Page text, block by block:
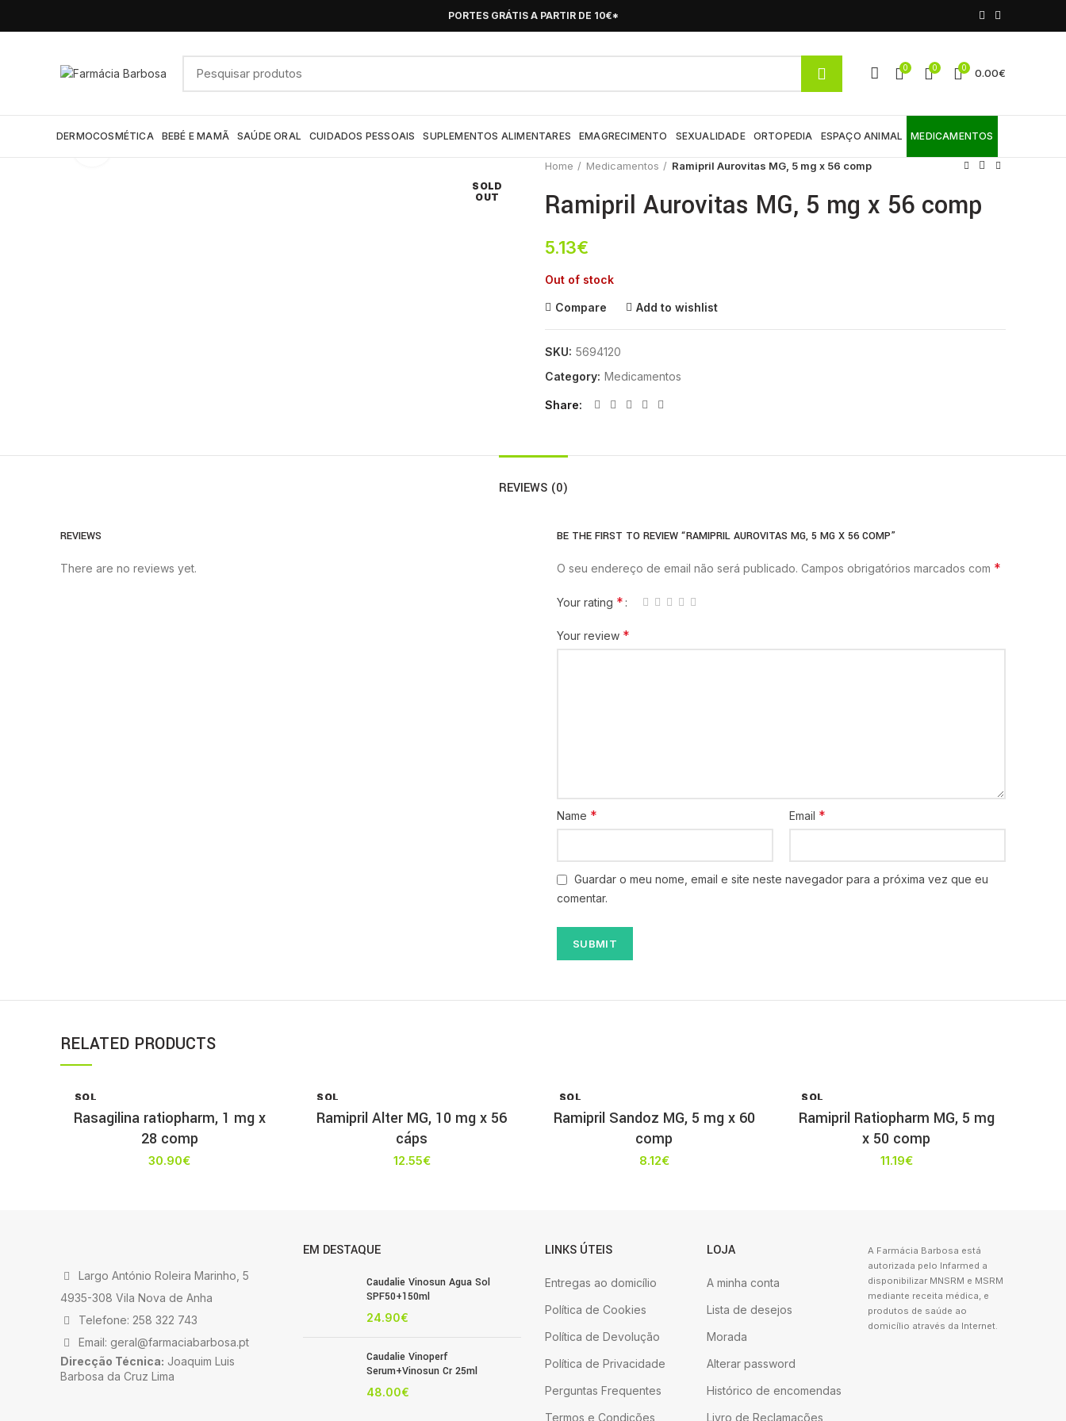
PORTES GRÁTIS A PARTIR DE 10€*
0 0 0 0.00€
DERMOCOSMÉTICA BEBÉ E MAMÃ SAÚDE ORAL CUIDADOS PESSOAIS SUPLEMENTOS ALIMENTARES EMAGRECIMENTO SEXUALIDADE ORTOPEDIA ESPAÇO ANIMAL MEDICAMENTOS
SOLD
OUT
Home
Medicamentos Ramipril Aurovitas MG, 5 mg x 56 comp
Ramipril Aurovitas MG, 5 mg x 56 comp
5.13€
Out of stock
Compare Add to wishlist
SKU: 5694120
Category: Medicamentos
Share
REVIEWS (0)
REVIEWS
There are no reviews yet.
BE THE FIRST TO REVIEW “RAMIPRIL AUROVITAS MG, 5 MG X 56 COMP”
O seu endereço de email não será publicado. Campos obrigatórios marcados com *
Your rating *
Your review *
Name * Email *
Guardar o meu nome, email e site neste navegador para a próxima vez que eu
comentar.
RELATED PRODUCTS
SOL
T
Rasagilina ratiopharm, 1 mg x
28 comp
30.90€
SOL
T
Ramipril Alter MG, 10 mg x 56
cáps
12.55€
SOL
T
Ramipril Sandoz MG, 5 mg x 60
comp
8.12€
SOL
T
Ramipril Ratiopharm MG, 5 mg
x 50 comp
11.19€
Largo António Roleira Marinho, 5
4935-308 Vila Nova de Anha
Telefone: 258 322 743
Email: geral@farmaciabarbosa.pt
Direcção Técnica: Joaquim Luis
Barbosa da Cruz Lima
EM DESTAQUE
Caudalie Vinosun Agua Sol
SPF50+150ml
24.90€
Caudalie Vinoperf
Serum+Vinosun Cr 25ml
48.00€
LINKS ÚTEIS
Entregas ao domicílio
Política de Cookies
Política de Devolução
Política de Privacidade
Perguntas Frequentes
Termos e Condições
LOJA
A minha conta
Lista de desejos
Morada
Alterar password
Histórico de encomendas
Livro de Reclamações
A Farmácia Barbosa está
autorizada pelo Infarmed a
disponibilizar MNSRM e MSRM
mediante receita médica, e
produtos de saúde ao
domicílio através da Internet.